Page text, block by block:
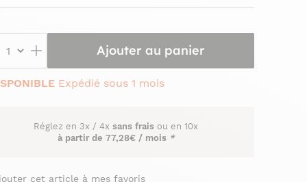
Ajouter au panier
Expédié sous 1 mois
Réglez en 3x / 4x sans frais ou en 10x
à partir de 77,28€ / mois *
cet article à mes favoris